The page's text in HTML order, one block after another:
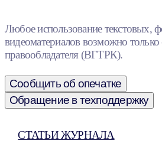
Любое использование текстовых,
видеоматериалов возможно только
правообладателя (ВГТРК).
Сообщить об опечатке
Обращение в техподдержку
СТАТЬИ ЖУРНАЛА